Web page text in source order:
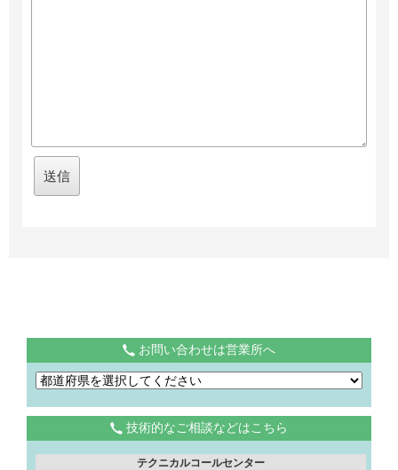
お問い合わせは営業所へ
技術的なご相談などはこちら
テクニカルコールセンター